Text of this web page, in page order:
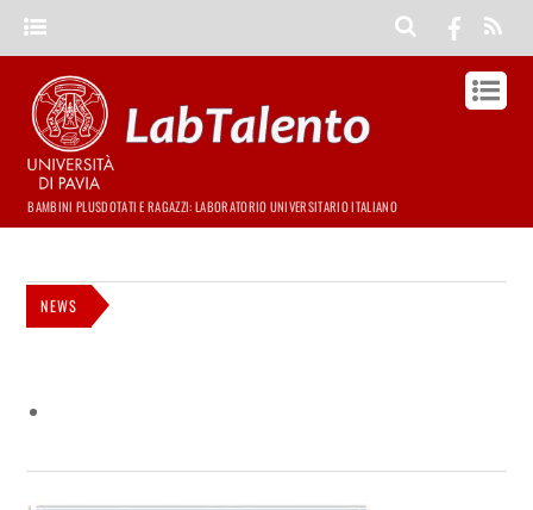
BAMBINI PLUSDOTATI E RAGAZZI: LABORATORIO UNIVERSITARIO ITALIANO
NEWS